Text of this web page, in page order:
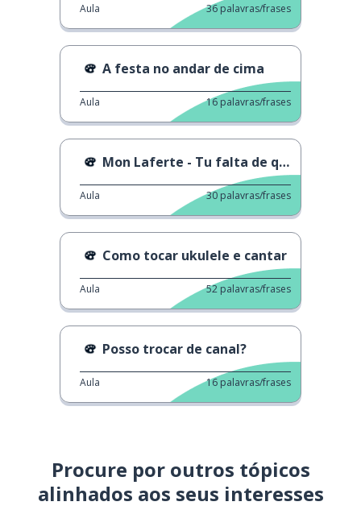
Aula 36 palavras/frases
A festa no andar de cima
Aula 16 palavras/frases
Mon Laferte - Tu falta de querer
Aula 30 palavras/frases
Como tocar ukulele e cantar
Aula 52 palavras/frases
Posso trocar de canal?
Aula 16 palavras/frases
Procure por outros tópicos
alinhados aos seus interesses